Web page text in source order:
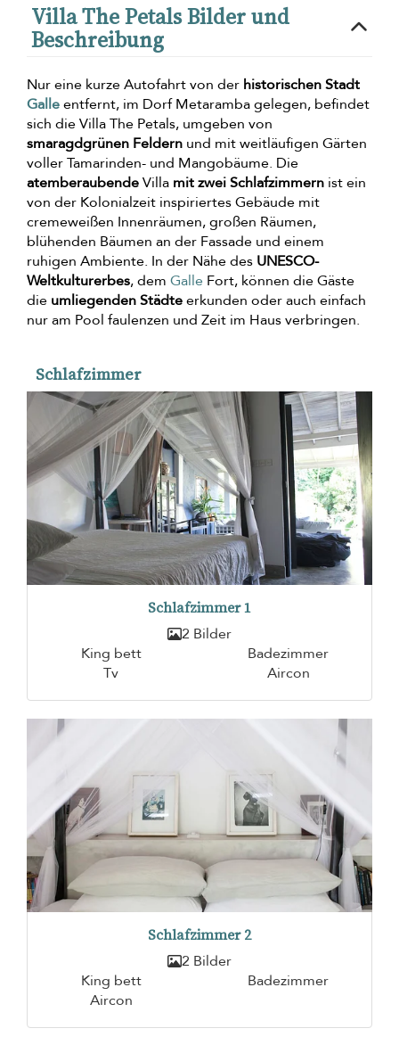
Villa The Petals Bilder und
Beschreibung
Nur eine kurze Autofahrt von der historischen Stadt
Galleentfernt, im Dorf Metaramba gelegen, befindet
sich die Villa The Petals, umgeben von
smaragdgrünen Feldern und mit weitläufigen Gärten
voller Tamarinden- und Mangobäume. Die
atemberaubendeVilla mit zwei Schlafzimmern ist ein
von der Kolonialzeit inspiriertes Gebäude mit
cremeweißen Innenräumen, großen Räumen,
blühenden Bäumen an der Fassade und einem
ruhigen Ambiente. In der Nähe des UNESCO-
Weltkulturerbes, dem Galle Fort, können die Gäste
die umliegenden Städteerkunden oder auch einfach
nur am Pool faulenzen und Zeit im Haus verbringen.
Schlafzimmer
Schlafzimmer 1
2 Bilder
King bett
Badezimmer
Tv
Aircon
Schlafzimmer 2
2 Bilder
King bett
Badezimmer
Aircon